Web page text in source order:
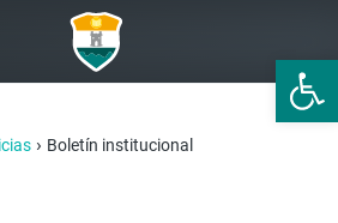
Abrir
› Boletín institucional